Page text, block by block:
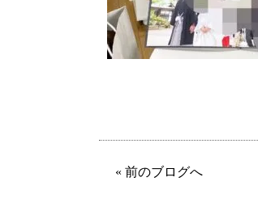
« 前のブログへ